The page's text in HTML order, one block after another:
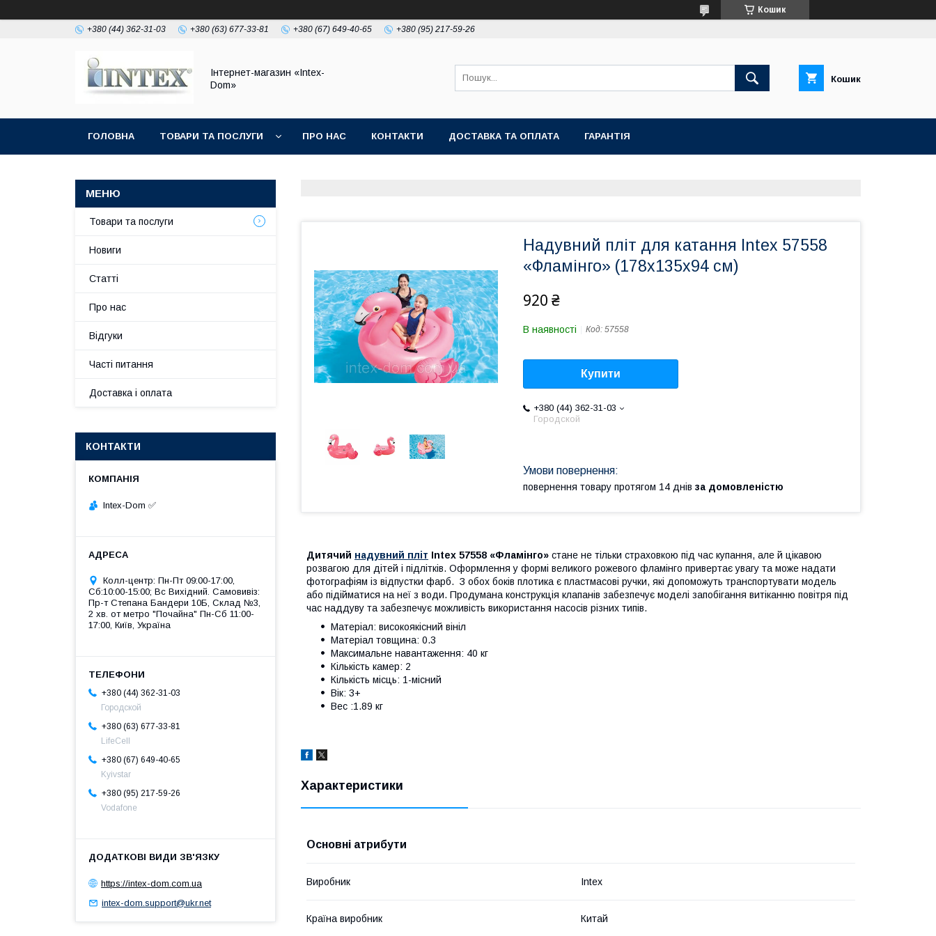
Кошик
+380 (44) 362-31-03 +380 (63) 677-33-81 +380 (67) 649-40-65 +380 (95) 217-59-26
Інтернет-магазин «Intex-
Dom»
Кошик
ГОЛОВНА ТОВАРИ ТА ПОСЛУГИ ПРО НАС КОНТАКТИ ДОСТАВКА ТА ОПЛАТА ГАРАНТІЯ
Надувний пліт для катання Intex 57558
«Фламінго» (178х135х94 см)
920 ₴
В наявності Код: 57558
Купити
+380 (44) 362-31-03
Городской
повернення товару протягом 14 днів за домовленістю
Дитячий надувний пліт Intex 57558 «Фламінго» стане не тільки страховкою під час купання, але й цікавою
розвагою для дітей і підлітків. Оформлення у формі великого рожевого фламінго привертає увагу та може надати
фотографіям із відпустки фарб. З обох боків плотика є пластмасові ручки, які допоможуть транспортувати модель
або підійматися на неї з води. Продумана конструкція клапанів забезпечує моделі запобігання витіканню повітря під
час наддуву та забезпечує можливість використання насосів різних типів.
Матеріал: високоякісний вініл
Матеріал товщина: 0.3
Максимальне навантаження: 40 кг
Кількість камер: 2
Кількість місць: 1-місний
Вік: 3+
Вес :1.89 кг
Характеристики
Основні атрибути
Виробник Intex
Країна виробник Китай
Товари та послуги
Новиги
Статті
Про нас
Відгуки
Часті питання
Доставка і оплата
КОНТАКТИ
Intex-Dom ✅
Колл-центр: Пн-Пт 09:00-17:00,
Сб:10:00-15:00; Вс Вихідний. Самовивіз:
Пр-т Степана Бандери 10Б, Склад №3,
2 хв. от метро "Почайна" Пн-Cб 11:00-
17:00, Київ, Україна
+380 (44) 362-31-03
Городской
+380 (63) 677-33-81
LifeCell
+380 (67) 649-40-65
Kyivstar
+380 (95) 217-59-26
Vodafone
https://intex-dom.com.ua
intex-dom.support@ukr.net